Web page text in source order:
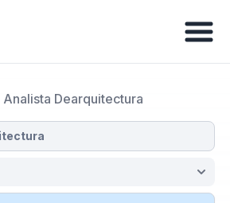
Analista Dearquitectura